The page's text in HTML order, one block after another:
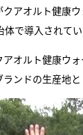
アオルト健康
で導入されてい
オルト健康ウ
ンドの生産地